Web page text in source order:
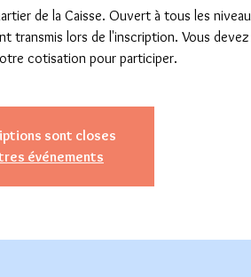
de la Caisse. Ouvert à tous les
transmis lors de l'inscription. Vous
cotisation pour participer.
sont closes
événements